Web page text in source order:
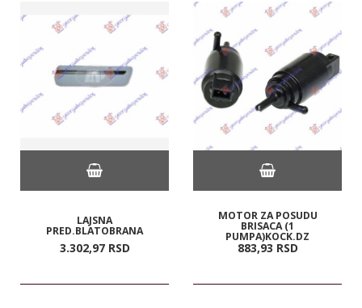
LAJSNA
PRED.BLATOBRANA
3.302,97 RSD
MOTOR ZA POSUDU
BRISACA (1
PUMPA)KOCK.DZ
883,93 RSD